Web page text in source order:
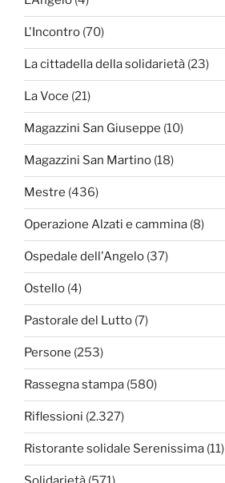
L'Incontro (70)
La cittadella della solidarietà (23)
La Voce (21)
Magazzini San Giuseppe (10)
Magazzini San Martino (18)
Mestre (436)
Operazione Alzati e cammina (8)
Ospedale dell'Angelo (37)
Ostello (4)
Pastorale del Lutto (7)
Persone (253)
Rassegna stampa (580)
Riflessioni (2.327)
Ristorante solidale Serenissima (11)